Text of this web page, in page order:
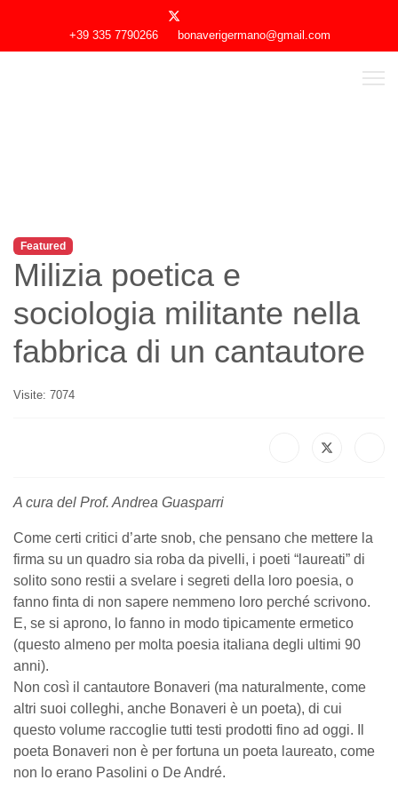
+39 335 7790266 bonaverigermano@gmail.com
Featured
Milizia poetica e
sociologia militante nella
fabbrica di un cantautore
Visite: 7074
A cura del Prof. Andrea Guasparri
Come certi critici d’arte snob, che pensano che mettere la
firma su un quadro sia roba da pivelli, i poeti “laureati” di
solito sono restii a svelare i segreti della loro poesia, o
fanno finta di non sapere nemmeno loro perché scrivono.
E, se si aprono, lo fanno in modo tipicamente ermetico
(questo almeno per molta poesia italiana degli ultimi 90
anni).
Non così il cantautore Bonaveri (ma naturalmente, come
altri suoi colleghi, anche Bonaveri è un poeta), di cui
questo volume raccoglie tutti testi prodotti fino ad oggi. Il
poeta Bonaveri non è per fortuna un poeta laureato, come
non lo erano Pasolini o De André.